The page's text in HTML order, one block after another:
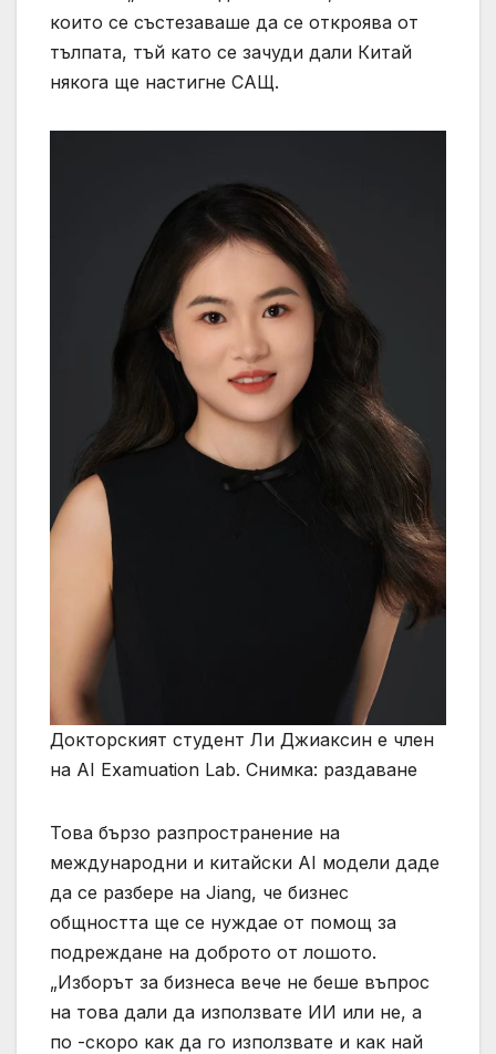
които се състезаваше да се откроява от
тълпата, тъй като се зачуди дали Китай
някога ще настигне САЩ.
Докторският студент Ли Джиаксин е член
на AI Examuation Lab. Снимка: раздаване
Това бързо разпространение на
международни и китайски AI модели даде
да се разбере на Jiang, че бизнес
общността ще се нуждае от помощ за
подреждане на доброто от лошото.
„Изборът за бизнеса вече не беше въпрос
на това дали да използвате ИИ или не, а
по -скоро как да го използвате и как най